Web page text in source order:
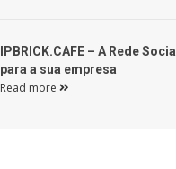
IPBRICK.CAFE – A Rede Social
para a sua empresa
Read more